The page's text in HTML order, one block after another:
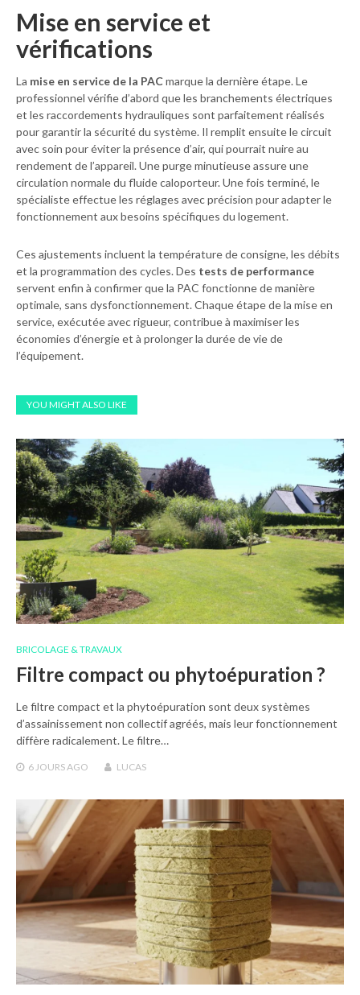
Mise en service et
vérifications
La mise en service de la PACmarque la dernière étape. Le
professionnel vérifie d’abord que les branchements électriques
et les raccordements hydrauliques sont parfaitement réalisés
pour garantir la sécurité du système. Il remplit ensuite le circuit
avec soin pour éviter la présence d’air, qui pourrait nuire au
rendement de l’appareil. Une purge minutieuse assure une
circulation normale du fluide caloporteur. Une fois terminé, le
spécialiste effectue les réglages avec précision pour adapter le
fonctionnement aux besoins spécifiques du logement.
Ces ajustements incluent la température de consigne, les débits
et la programmation des cycles. Des tests de performance
servent enfin à confirmer que la PAC fonctionne de manière
optimale, sans dysfonctionnement. Chaque étape de la mise en
service, exécutée avec rigueur, contribue à maximiser les
économies d’énergie et à prolonger la durée de vie de
l’équipement.
YOU MIGHT ALSO LIKE
BRICOLAGE & TRAVAUX
Filtre compact ou phytoépuration ?
Le filtre compact et la phytoépuration sont deux systèmes
d’assainissement non collectif agréés, mais leur fonctionnement
diffère radicalement. Le filtre…
6 JOURSAGO LUCAS